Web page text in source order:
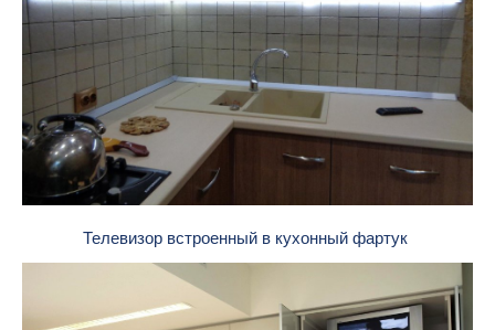
Телевизор встроенный в кухонный фартук